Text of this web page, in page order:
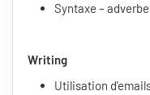
Syntaxe –
Writing
Utilisation